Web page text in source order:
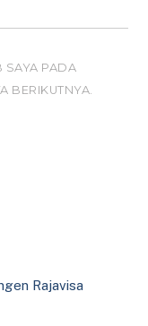
SAYA PADA
BERIKUTNYA.
Rajavisa